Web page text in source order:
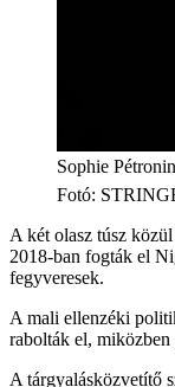
Sophie
Fotó:
A két olasz túsz
2018-ban fogták el
fegyveresek.
A mali ellenzéki
rabolták el, miközben
A tárgyalásközvetítő